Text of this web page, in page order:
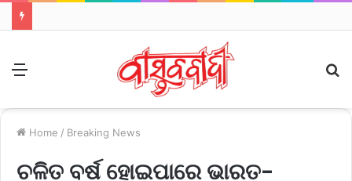
Home / Breaking News
ଚଳିତ ବର୍ଷ ହୋଇପାରେ ଭାରତ-